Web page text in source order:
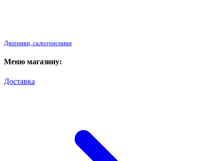
Двірники, склоочисники
Меню магазину:
Доставка